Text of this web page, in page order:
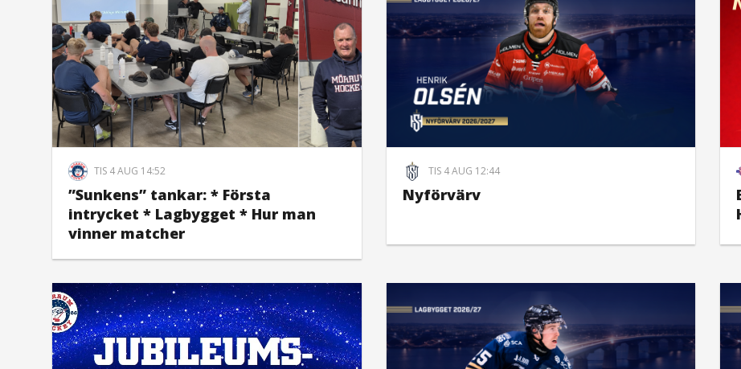
TIS 4 AUG 14:52
”Sunkens” tankar: * Första
intrycket * Lagbygget * Hur man
vinner matcher
TIS 4 AUG 12:44
Nyförvärv